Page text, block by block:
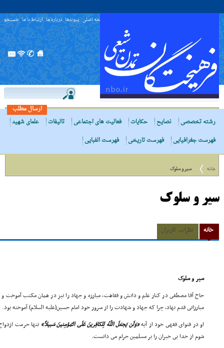
صفحه اصلی پیوندها درباره ما ارتباط با ما جستجو
ارسال مطلب
رشته تخصصی
نصایح حکایات فعالیت های اجتماعی تالیفات
علمای شهید
فهرست جغرافیایی
فهرست تاریخی فهرست الفبایی
خانه سیر و سلوک
سیر و سلوک
خانه نظرات کاربران
سیرو سلوک
حاج آقا مصطفى در کنار علم و دانش و فقاهت، مبارزه و جهاد را نیز در همان مکتب آموخت
مبارزاتى قدم نهاد، چرا که جهاد و شهادت را از سرور خود امام حسین(علیه السلام) آموخته بود.
او در فتواى فقهى خود از آیه«وَلَن یَجعَلَ اللّهُ لِلکافِرینَ عَلَى المُؤمِنینَ سَبیلاً» تنها حرمت
شوم از خدا بى خبران را بر مسلمین حرام مى دانست.